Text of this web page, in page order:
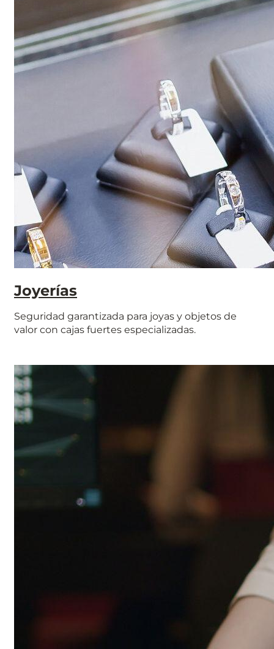
Joyerías
Seguridad garantizada para joyas y objetos de
valor con cajas fuertes especializadas.